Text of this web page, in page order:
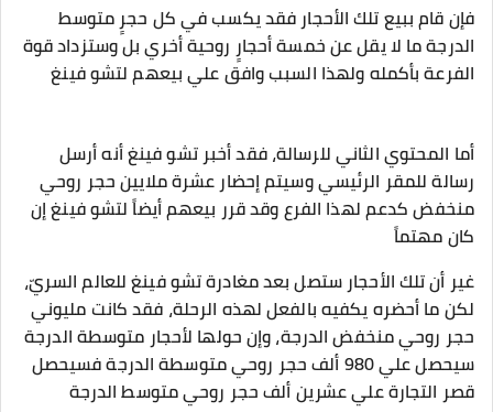
فإن قام ببيع تلك الأحجار فقد يكسب في كل حجرٍ متوسط
الدرجة ما لا يقل عن خمسة أحجارٍ روحية أخري بل وستزداد قوة
الفرعة بأكمله ولهذا السبب وافق علي بيعهم لتشو فينغ
أما المحتوي الثاني للرسالة، فقد أخبر تشو فينغ أنه أرسل
رسالة للمقر الرئيسي وسيتم إحضار عشرة ملايين حجر روحي
منخفض كدعم لهذا الفرع وقد قرر بيعهم أيضاً لتشو فينغ إن
كان مهتماً
غير أن تلك الأحجار ستصل بعد مغادرة تشو فينغ للعالم السريّ،
لكن ما أحضره يكفيه بالفعل لهذه الرحلة، فقد كانت مليوني
حجر روحي منخفض الدرجة، وإن حولها لأحجار متوسطة الدرجة
سيحصل علي 980 ألف حجر روحي متوسطة الدرجة فسيحصل
قصر التجارة علي عشرين ألف حجر روحي متوسط الدرجة